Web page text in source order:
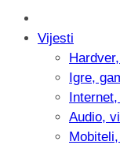
Vijesti
Igre,
Audio,